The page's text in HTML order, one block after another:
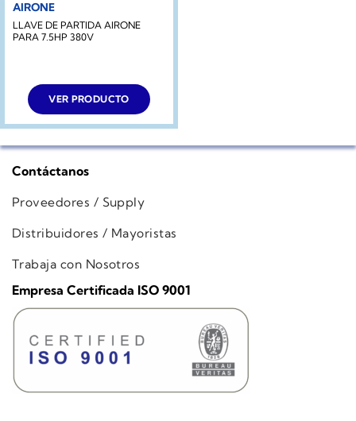
AIRONE
LLAVE DE PARTIDA AIRONE
PARA 7.5HP 380V
VER PRODUCTO
Contáctanos
Proveedores / Supply
Distribuidores / Mayoristas
Trabaja con Nosotros
Empresa Certificada ISO 9001